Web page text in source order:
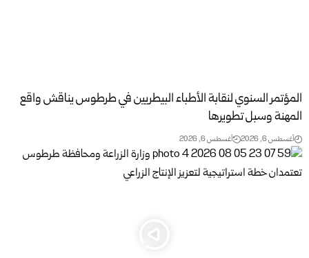
المؤتمر السنوي لنقابة الأطباء البيطريين في طرطوس يناقش واقع
المهنة وسبل تطويرها
أغسطس 6, 2026 أغسطس 6, 2026